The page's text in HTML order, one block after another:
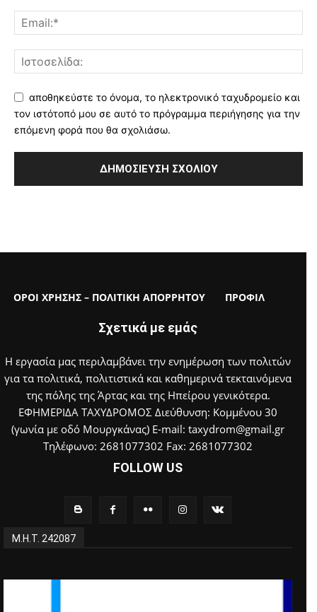
αποθηκεύστε το όνομα, το ηλεκτρονικό ταχυδρομείο και
τον ιστότοπό μου σε αυτό το πρόγραμμα περιήγησης για την
επόμενη φορά που θα σχολιάσω.
ΟΡΟΙ ΧΡΗΣΗΣ – ΠΟΛΙΤΙΚΗ ΑΠΟΡΡΗΤΟΥ ΠΡΟΦΙΛ
Σχετικά με εμάς
Η εργασία μας περιλαμβάνει την ενημέρωση των πολιτών
για τα πολιτικά, πολιτιστικά και καθημερινά τεκταινόμενα
της πόλης της Άρτας και της Ηπείρου γενικότερα.
ΕΦΗΜΕΡΙΔΑ ΤΑΧΥΔΡΟΜΟΣ Διεύθυνση: Κομμένου 30
(γωνία με οδό Μουργκάνας) E-mail: taxydrom@gmail.gr
Τηλέφωνο: 2681077302 Fax: 2681077302
FOLLOW US
Μ.Η.Τ. 242087